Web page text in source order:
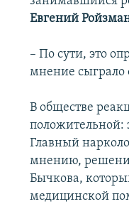
Евгений
– По сути, это
мнение сыграло
В обществе
положительной:
Главный
мнению,
Бычкова,
медицинской